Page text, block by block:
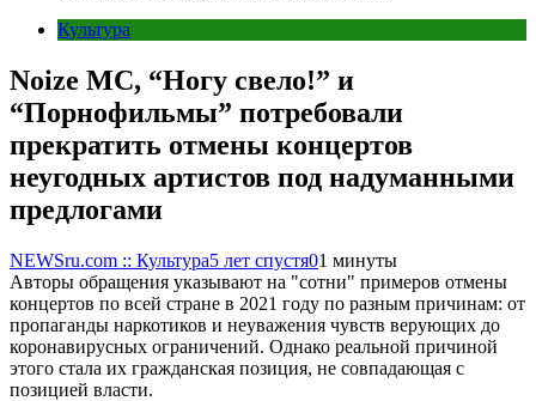
Культура
Noize MC, “Ногу свело!” и
“Порнофильмы” потребовали
прекратить отмены концертов
неугодных артистов под надуманными
предлогами
NEWSru.com :: Культура5 лет спустя01 минуты
Авторы обращения указывают на "сотни" примеров отмены
концертов по всей стране в 2021 году по разным причинам: от
пропаганды наркотиков и неуважения чувств верующих до
коронавирусных ограничений. Однако реальной причиной
этого стала их гражданская позиция, не совпадающая с
позицией власти.